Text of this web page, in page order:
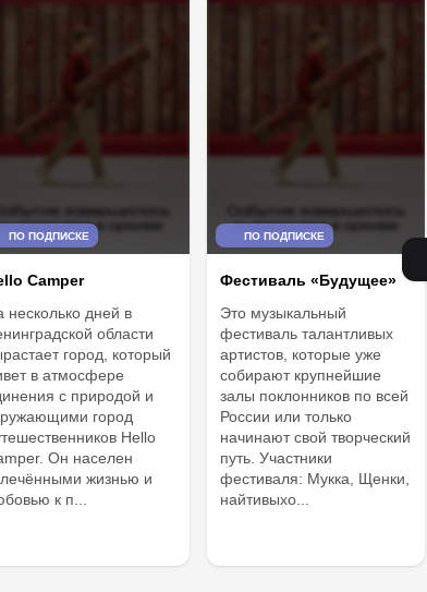
ПО ПОДПИСКЕ
Camper
несколько дней в
области
город, который
в атмосфере
с природой и
город
Hello
Он населен
жизнью и
к п...
ПО ПОДПИСКЕ
Фестиваль «Будущее»
Это музыкальный
фестиваль талантливых
артистов, которые уже
собирают крупнейшие
залы поклонников по всей
России или только
начинают свой творческий
путь. Участники
фестиваля: Мукка, Щенки,
найтивыхо...